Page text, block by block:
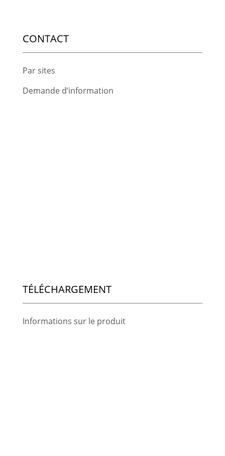
CONTACT
Par sites
Demande d’information
TÉLÉCHARGEMENT
Informations sur le produit